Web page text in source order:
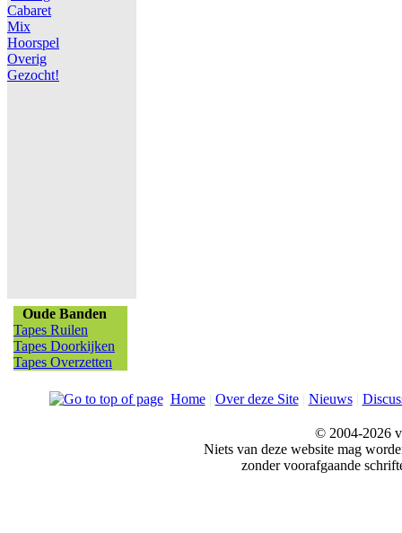
Cabaret
Mix
Hoorspel
Overig
Gezocht!
Oude Banden
Tapes Ruilen
Tapes Doorkijken
Tapes Overzetten
Home| Over deze Site| Nieuws|
© 2004-2026
Niets van deze website mag
zonder voorafgaande